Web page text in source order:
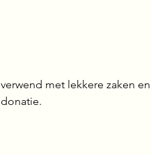
verwend met lekkere zaken
donatie.